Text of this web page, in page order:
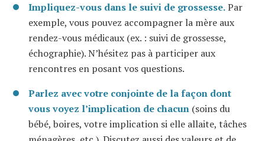
Impliquez-vous dans le suivi de grossesse.Par
exemple, vous pouvez accompagner la mère aux
rendez-vous médicaux (ex. : suivi de grossesse,
échographie). N’hésitez pas à participer aux
rencontres en posant vos questions.
Parlez avec votre conjointe de la façon dont
vous voyez l’implication de chacun (soins du
bébé, boires, votre implication si elle allaite, tâches